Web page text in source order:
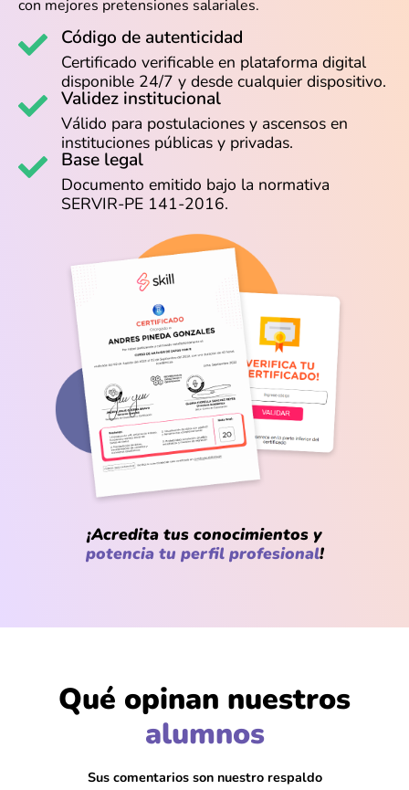
con mejores pretensiones salariales.
Código de autenticidad
Certificado verificable en plataforma digital
disponible 24/7 y desde cualquier dispositivo.
Validez institucional
Válido para postulaciones y ascensos en
instituciones públicas y privadas.
Base legal
Documento emitido bajo la normativa
SERVIR-PE 141-2016.
¡Acredita tus conocimientos y
potencia tu perfil profesional!
Qué opinan nuestros
alumnos
Sus comentarios son nuestro respaldo
@Mariana_Castro
Me sorprendió lo fácil que resultó limpiar
datos en R sin mil pasos extra